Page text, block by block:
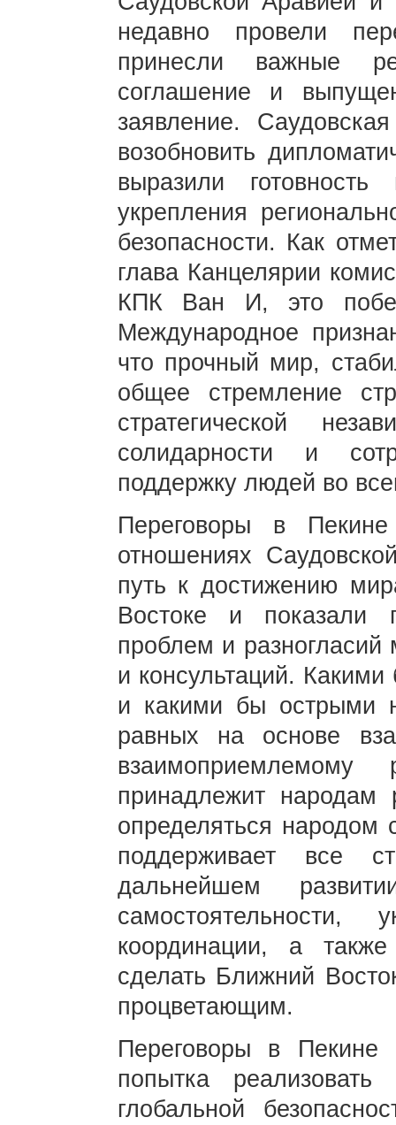
недавно провели
принесли важные
соглашение и
заявление.
возобновить
выразили
укрепления
безопасности. Как
глава Канцелярии
КПК Ван И, это
Международное
что прочный мир,
общее стремление
стратегической
солидарности и
поддержку людей во
Переговоры в
отношениях
путь к достижению
Востоке и показали
проблем и
и консультаций.
и какими бы острыми
равных на основе
принадлежит народам
определяться народом
поддерживает все
дальнейшем
самостоятельности,
координации, а
сделать Ближний
процветающим.
Переговоры в
попытка
глобальной